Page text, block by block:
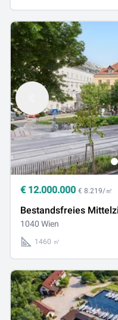
€ 12.000.000 € 8.219/㎡
Bestandsfreies
1040 Wien
1460 ㎡